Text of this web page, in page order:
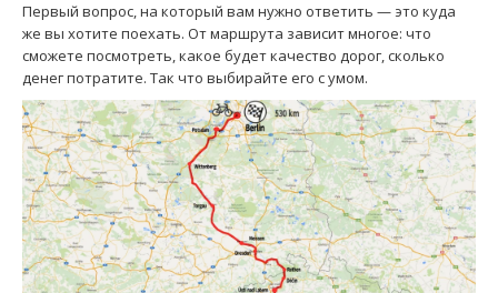
Первый вопрос, на который вам нужно ответить — это куда
же вы хотите поехать. От маршрута зависит многое: что
сможете посмотреть, какое будет качество дорог, сколько
денег потратите. Так что выбирайте его с умом.